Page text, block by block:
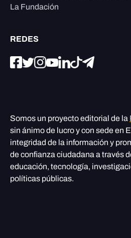
La Fundación
REDES
Somos un proyecto editorial de la
sin ánimo de lucro y con sede en
integridad de la información y
de confianza ciudadana a través
educación, tecnología,
políticas públicas.